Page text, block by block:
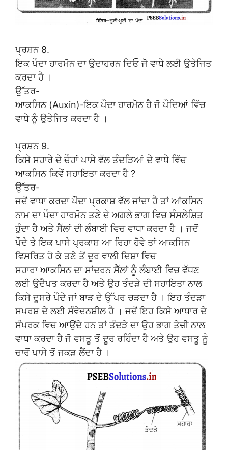
ਪ੍ਰਸ਼ਨ 8.
ਇਕ ਪੌਦਾ ਹਾਰਮੋਨ ਦਾ ਉਦਾਹਰਨ ਦਿਓ ਜੋ ਵਾਧੇ ਲਈ ਉਤੇਜਿਤ
ਕਰਦਾ ਹੈ ।
ਉੱਤਰ-
ਆਕਸਿਨ (Auxin)-ਇਕ ਪੌਦਾ ਹਾਰਮੋਨ ਹੈ ਜੋ ਪੌਦਿਆਂ ਵਿੱਚ
ਵਾਧੇ ਨੂੰ ਉਤੇਜਿਤ ਕਰਦਾ ਹੈ ।
ਪ੍ਰਸ਼ਨ 9.
ਕਿਸੇ ਸਹਾਰੇ ਦੇ ਚੌਹਾਂ ਪਾਸੇ ਵੱਲ ਤੰਦੜਿਆਂ ਦੇ ਵਾਧੇ ਵਿੱਚ
ਆਕਸਿਨ ਕਿਵੇਂ ਸਹਾਇਤਾ ਕਰਦਾ ਹੈ ?
ਉੱਤਰ-
ਜਦੋਂ ਵਾਧਾ ਕਰਦਾ ਪੌਦਾ ਪ੍ਰਕਾਸ਼ ਵੱਲ ਜਾਂਦਾ ਹੈ ਤਾਂ ਆਂਕਸਿਨ
ਨਾਮ ਦਾ ਪੌਦਾ ਹਾਰਮੋਨ ਤਣੇ ਦੇ ਅਗਲੇ ਭਾਗ ਵਿਚ ਸੰਸਲੇਸ਼ਿਤ
ਹੁੰਦਾ ਹੈ ਅਤੇ ਸੈੱਲਾਂ ਦੀ ਲੰਬਾਈ ਵਿਚ ਵਾਧਾ ਕਰਦਾ ਹੈ । ਜਦੋਂ
ਪੌਦੇ ਤੇ ਇਕ ਪਾਸੇ ਪ੍ਰਕਾਸ਼ ਆ ਰਿਹਾ ਹੋਵੇ ਤਾਂ ਆਕਸਿਨ
ਵਿਸਰਿਤ ਹੋ ਕੇ ਤਣੇ ਤੋਂ ਦੂਰ ਵਾਲੀ ਦਿਸ਼ਾ ਵਿਚ
ਸਹਾਰਾ ਆਕਸਿਨ ਦਾ ਸਾਂਦਰਨ ਸੈੱਲਾਂ ਨੂੰ ਲੰਬਾਈ ਵਿਚ ਵੱਧਣ
ਲਈ ਉਦੈਪਤ ਕਰਦਾ ਹੈ ਅਤੇ ਉਹ ਤੰਦੜੇ ਦੀ ਸਹਾਇਤਾ ਨਾਲ
ਕਿਸੇ ਦੂਸਰੇ ਪੌਦੇ ਜਾਂ ਬਾੜ ਦੇ ਉੱਪਰ ਚੜਦਾ ਹੈ । ਇਹ ਤੰਦੜਾ
ਸਪਰਸ਼ ਦੇ ਲਈ ਸੰਵੇਦਨਸ਼ੀਲ ਹੈ । ਜਦੋਂ ਇਹ ਕਿਸੇ ਆਧਾਰ ਦੇ
ਸੰਪਰਕ ਵਿਚ ਆਉਂਦੇ ਹਨ ਤਾਂ ਤੰਦੜੇ ਦਾ ਉਹ ਭਾਗ ਤੇਜ਼ੀ ਨਾਲ
ਵਾਧਾ ਕਰਦਾ ਹੈ ਜੋ ਵਸਤੂ ਤੋਂ ਦੂਰ ਰਹਿੰਦਾ ਹੈ ਅਤੇ ਉਹ ਵਸਤੂ ਨੂੰ
ਚਾਰੋਂ ਪਾਸੇ ਤੋਂ ਜਕੜ ਲੈਂਦਾ ਹੈ ।